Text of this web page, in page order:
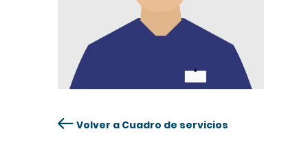
Volver a Cuadro de servicios